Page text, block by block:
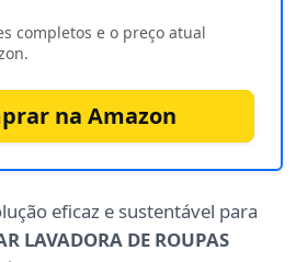
completos e o preço atual
na Amazon
eficaz e sustentável para
LAVADORA DE ROUPAS